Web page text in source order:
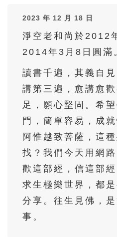
41 42
46 47 48
52 53
56 57 58
66 67 68
71 72 73
76 77 78
81 82 83
86 88
2023 年 12 月 18 日
淨空老和尚於2012
2014年3月8日圓滿
讀書千遍，其義自
講第三遍，愈講愈
足，願心堅固。希
門，簡單容易，成
阿惟越致菩薩，這
找？我們今天用網
歡這部經，信這部
求生極樂世界，都
分享。往生見佛，
事。